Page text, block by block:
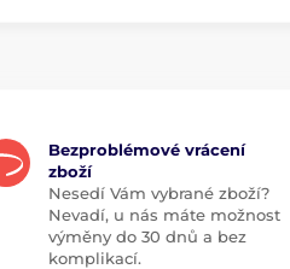
Bezproblémové vrácení
zboží
Nesedí Vám vybrané zboží?
Nevadí, u nás máte možnost
výměny do 30 dnů a bez
komplikací.